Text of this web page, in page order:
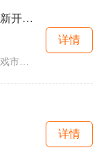
传奇手游发布网新开服336
传奇手游成为了游戏市场中备受瞩目的一类游戏。它拥有丰富的剧情、多样的玩法，使得玩家们沉浸痴迷不已。而在这些众多的传奇手游中，新开服336无疑是一颗璀璨的明星。下面，让
详情
详情